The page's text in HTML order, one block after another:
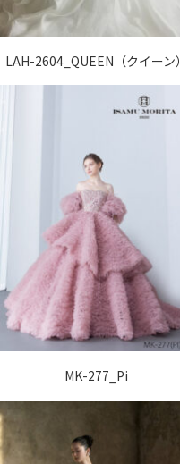
LAH-2604_QUEEN（クイーン）
MK-277_Pi